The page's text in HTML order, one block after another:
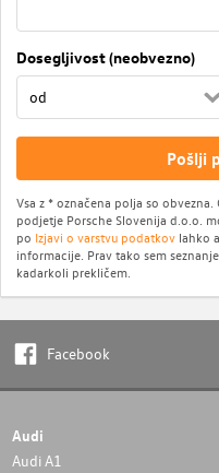
Dosegljivost (neobvezno)
Pošlji
Vsa z * označena polja so
podjetje Porsche Slovenija d.o.o.
po Izjavi o varstvu podatkov lahko
informacije. Prav tako sem
kadarkoli prekličem.
Facebook
Audi
Audi A1